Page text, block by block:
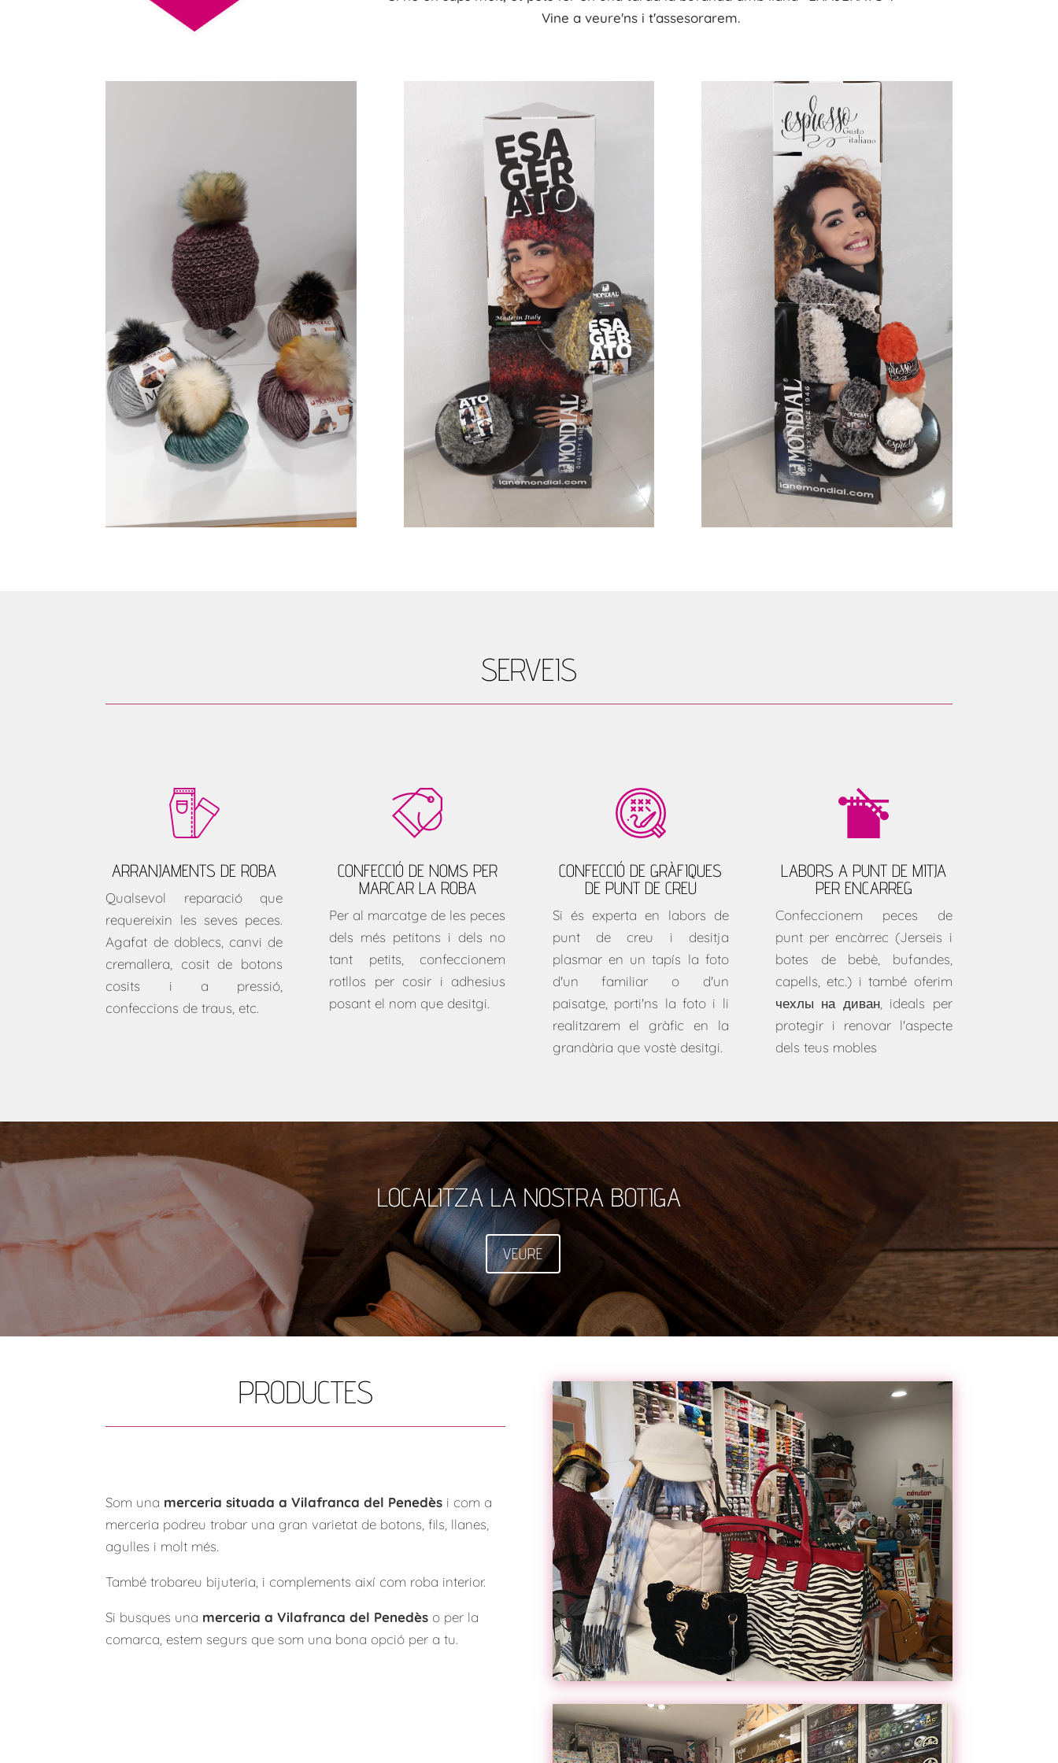
Vine a veure'nsi t'assesorarem.
SERVEIS
ARRANJAMENTS DE ROBA
Qualsevol reparació que
requereixin les seves peces.
Agafat de doblecs, canvi de
cremallera, cosit de botons
cosits i a pressió,
confeccions de traus, etc.
CONFECCIÓ DE NOMS PER
MARCAR LA ROBA
Per al marcatge de les peces
dels més petitons i dels no
tant petits, confeccionem
rotllos per cosir i adhesius
posant el nom que desitgi.
CONFECCIÓ DE GRÀFIQUES
DE PUNT DE CREU
Si és experta en labors de
punt de creu i desitja
plasmar en un tapís la foto
d'un familiar o d'un
paisatge, porti'ns la foto i li
realitzarem el gràfic en la
grandària que vostè desitgi.
LABORS A PUNT DE MITJA
PER ENCARREG
Confeccionem peces de
punt per encàrrec (Jerseis i
botes de bebè, bufandes,
capells, etc.) i també oferim
чехлы на диван, ideals per
protegir i renovar l'aspecte
dels teus mobles
LOCALITZA LA NOSTRA BOTIGA
VEURE
PRODUCTES
Som una merceria situada a Vilafranca del Penedès i com a
merceria podreu trobar una gran varietat de botons, fils, llanes,
agulles i molt més.
També trobareu bijuteria, i complements així com roba interior.
Si busques una merceria a Vilafranca del Penedès o per la
comarca, estem segurs que som una bona opció per a tu.